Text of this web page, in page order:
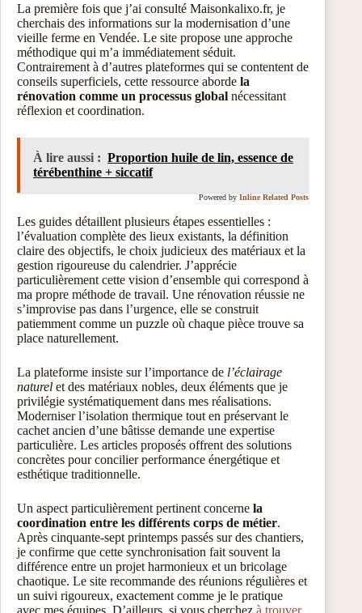
La première fois que j’ai consulté Maisonkalixo.fr, je
cherchais des informations sur la modernisation d’une
vieille ferme en Vendée. Le site propose une approche
méthodique qui m’a immédiatement séduit.
Contrairement à d’autres plateformes qui se contentent de
conseils superficiels, cette ressource aborde la
rénovation comme un processus global nécessitant
réflexion et coordination.
À lire aussi : Proportion huile de lin, essence de
térébenthine + siccatif
Powered by Inline Related Posts
Les guides détaillent plusieurs étapes essentielles :
l’évaluation complète des lieux existants, la définition
claire des objectifs, le choix judicieux des matériaux et la
gestion rigoureuse du calendrier. J’apprécie
particulièrement cette vision d’ensemble qui correspond à
ma propre méthode de travail. Une rénovation réussie ne
s’improvise pas dans l’urgence, elle se construit
patiemment comme un puzzle où chaque pièce trouve sa
place naturellement.
La plateforme insiste sur l’importance de l’éclairage
naturel et des matériaux nobles, deux éléments que je
privilégie systématiquement dans mes réalisations.
Moderniser l’isolation thermique tout en préservant le
cachet ancien d’une bâtisse demande une expertise
particulière. Les articles proposés offrent des solutions
concrètes pour concilier performance énergétique et
esthétique traditionnelle.
Un aspect particulièrement pertinent concerne la
coordination entre les différents corps de métier.
Après cinquante-sept printemps passés sur des chantiers,
je confirme que cette synchronisation fait souvent la
différence entre un projet harmonieux et un bricolage
chaotique. Le site recommande des réunions régulières et
un suivi rigoureux, exactement comme je le pratique
avec mes équipes. D’ailleurs, si vous cherchez à trouver